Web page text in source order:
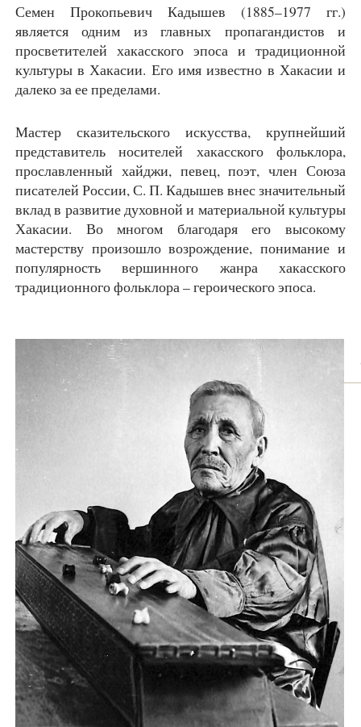
Семен Прокопьевич Кадышев (1885–1977 гг.)
является одним из главных пропагандистов и
просветителей хакасского эпоса и традиционной
культуры в Хакасии. Его имя известно в Хакасии и
далеко за ее пределами.
Мастер сказительского искусства, крупнейший
представитель носителей хакасского фольклора,
прославленный хайджи, певец, поэт, член Союза
писателей России, С. П. Кадышев внес значительный
вклад в развитие духовной и материальной культуры
Хакасии. Во многом благодаря его высокому
мастерству произошло возрождение, понимание и
популярность вершинного жанра хакасского
традиционного фольклора – героического эпоса.